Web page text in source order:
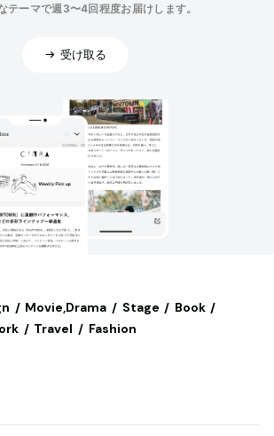
テーマで週3〜4回程度お届けします。
受け取る
Movie,Drama Stage
Book
Travel Fashion